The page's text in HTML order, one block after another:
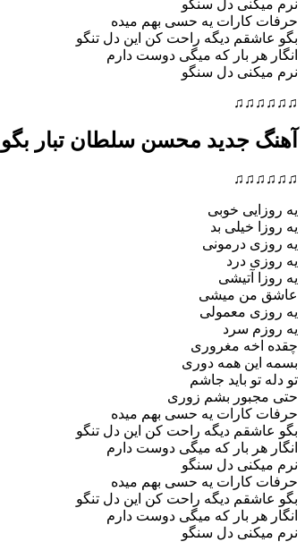
نرم میکنی دل سنگو
حرفات کارات یه حسی بهم میده
بگو عاشقم دیگه راحت کن این دل تنگو
انگار هر بار که میگی دوست دارم
نرم میکنی دل سنگو
♫♫♫♫♫♫
آهنگ جدید محسن سلطان تبار
♫♫♫♫♫♫
یه روزایی خوبی
یه روزا خیلی بد
یه روزی درمونی
یه روزی درد
یه روزا آتیشی
عاشق من میشی
یه روزی معمولی
یه روزم سرد
چقده اخه مغروری
بسمه این همه دوری
تو دله تو باید جاشم
حتی مجبور بشم زوری
حرفات کارات یه حسی بهم میده
بگو عاشقم دیگه راحت کن این دل تنگو
انگار هر بار که میگی دوست دارم
نرم میکنی دل سنگو
حرفات کارات یه حسی بهم میده
بگو عاشقم دیگه راحت کن این دل تنگو
انگار هر بار که میگی دوست دارم
نرم میکنی دل سنگو